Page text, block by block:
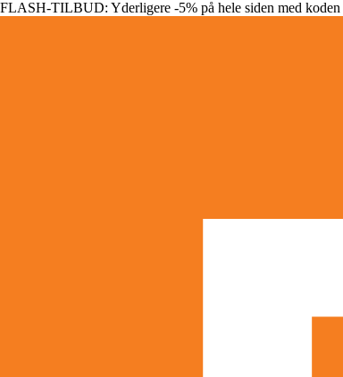
FLASH-TILBUD: Yderligere -5% på hele siden med koden